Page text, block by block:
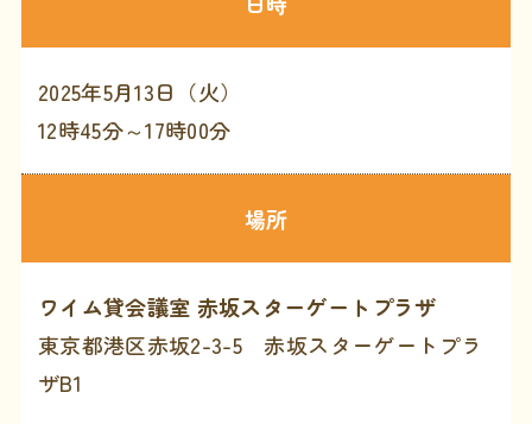
2025年5月13日（火）
12時45分～17時00分
場所
ワイム貸会議室 赤坂スターゲートプラザ
東京都港区赤坂2-3-5 赤坂スターゲートプラ
ザB1